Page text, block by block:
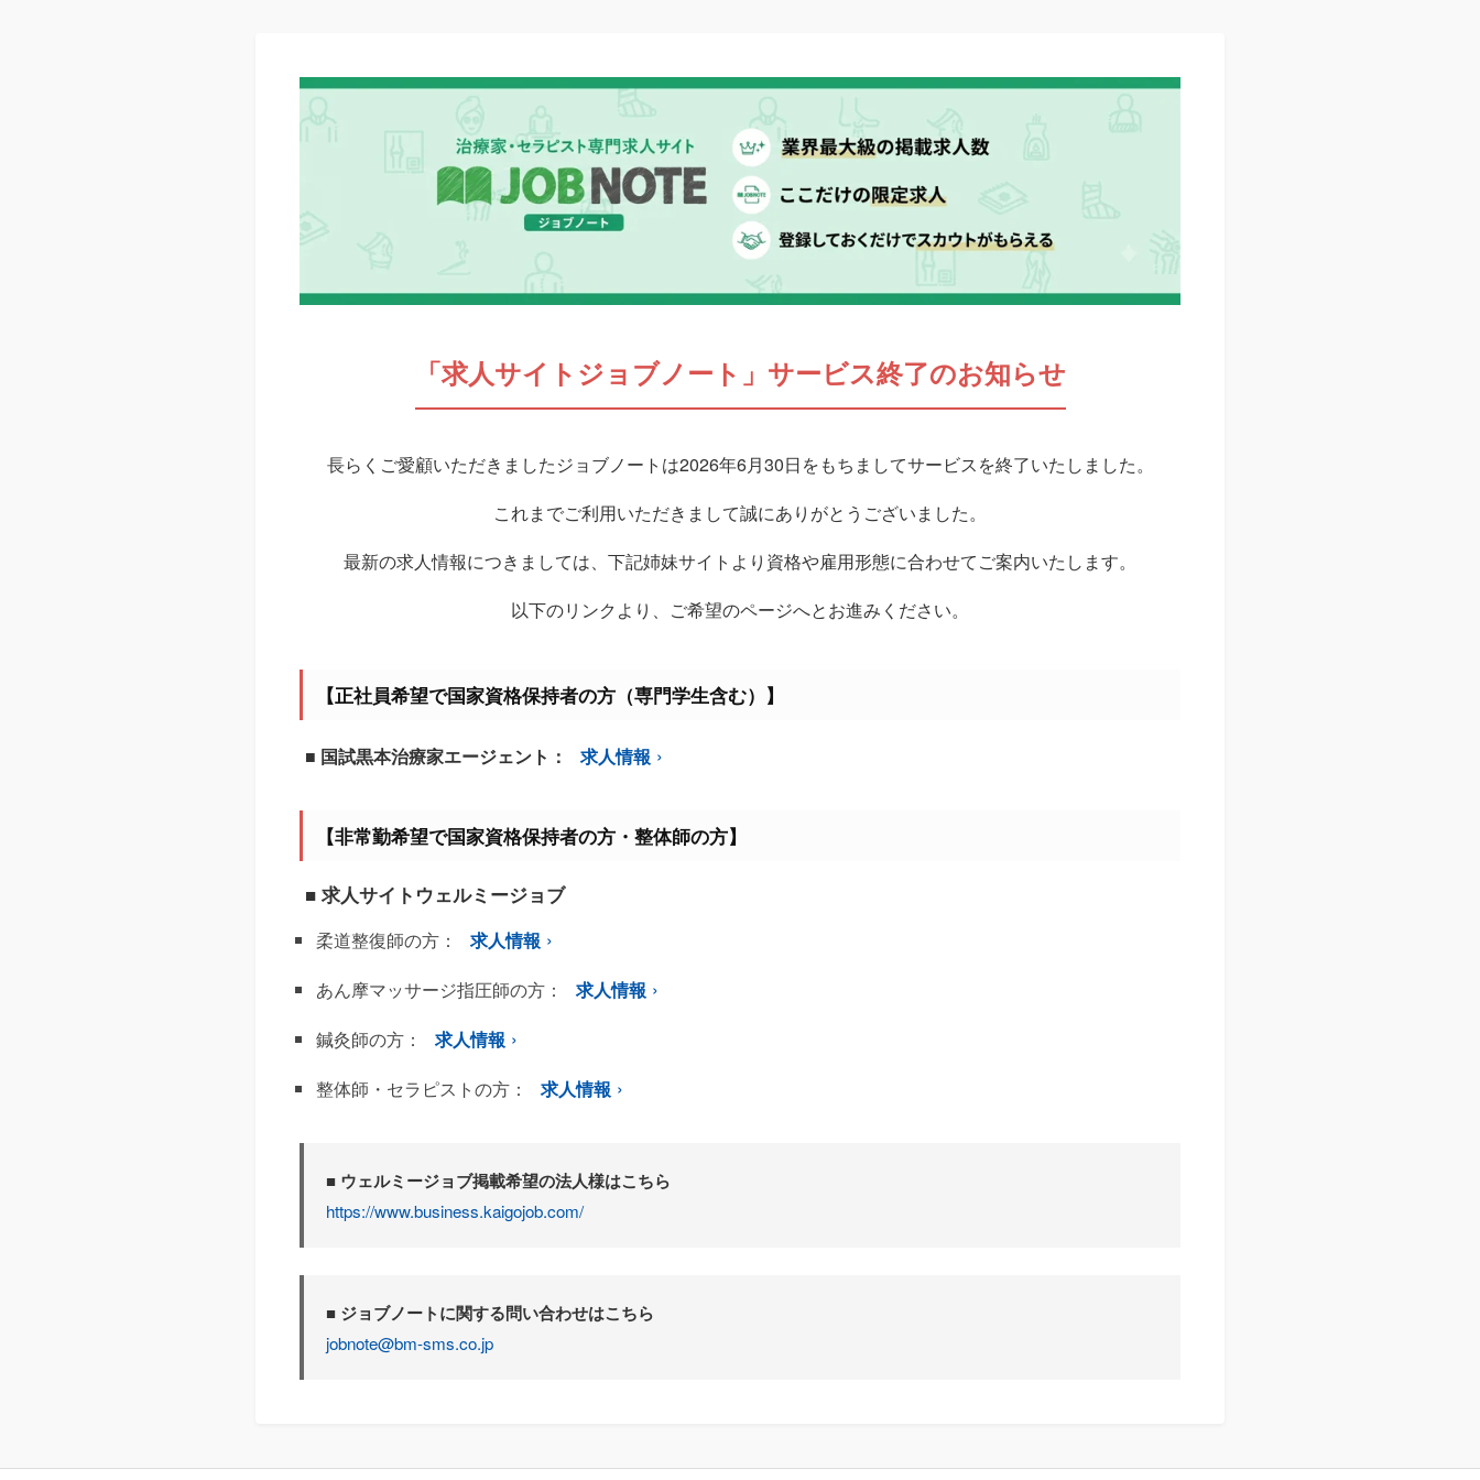
「求人サイトジョブノート」サービス終了のお知らせ
長らくご愛顧いただきましたジョブノートは2026年6月30日をもちましてサービスを終了いたしました。
これまでご利用いただきまして誠にありがとうございました。
最新の求人情報につきましては、下記姉妹サイトより資格や雇用形態に合わせてご案内いたします。
以下のリンクより、ご希望のページへとお進みください。
【正社員希望で国家資格保持者の方（専門学生含む）】
■ 国試黒本治療家エージェント： 求人情報
【非常勤希望で国家資格保持者の方・整体師の方】
■ 求人サイトウェルミージョブ
柔道整復師の方：
求人情報
あん摩マッサージ指圧師の方：
求人情報
鍼灸師の方：
求人情報
整体師・セラピストの方：
求人情報
■ ウェルミージョブ掲載希望の法人様はこちら
https://www.business.kaigojob.com/
■ ジョブノートに関する問い合わせはこちら
jobnote@bm-sms.co.jp